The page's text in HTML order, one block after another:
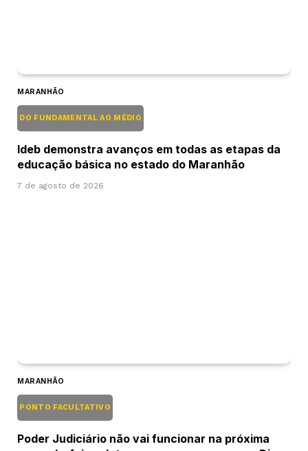
MARANHÃO
DO FUNDAMENTAL AO MÉDIO
Ideb demonstra avanços em todas as etapas da
educação básica no estado do Maranhão
7 de agosto de 2026
MARANHÃO
PONTO FACULTATIVO
Poder Judiciário não vai funcionar na próxima